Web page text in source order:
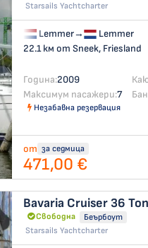
Starsails Yachtcharter
Lemmer→
Lemmer
22.1 км от Sneek, Friesland
Година:2009
Максимум пасажери:7
Незабавна резервация
от за седмица
471,00 €
Bavaria Cruiser 36 Toni
Свободна
Беърбоут
Starsails Yachtcharter